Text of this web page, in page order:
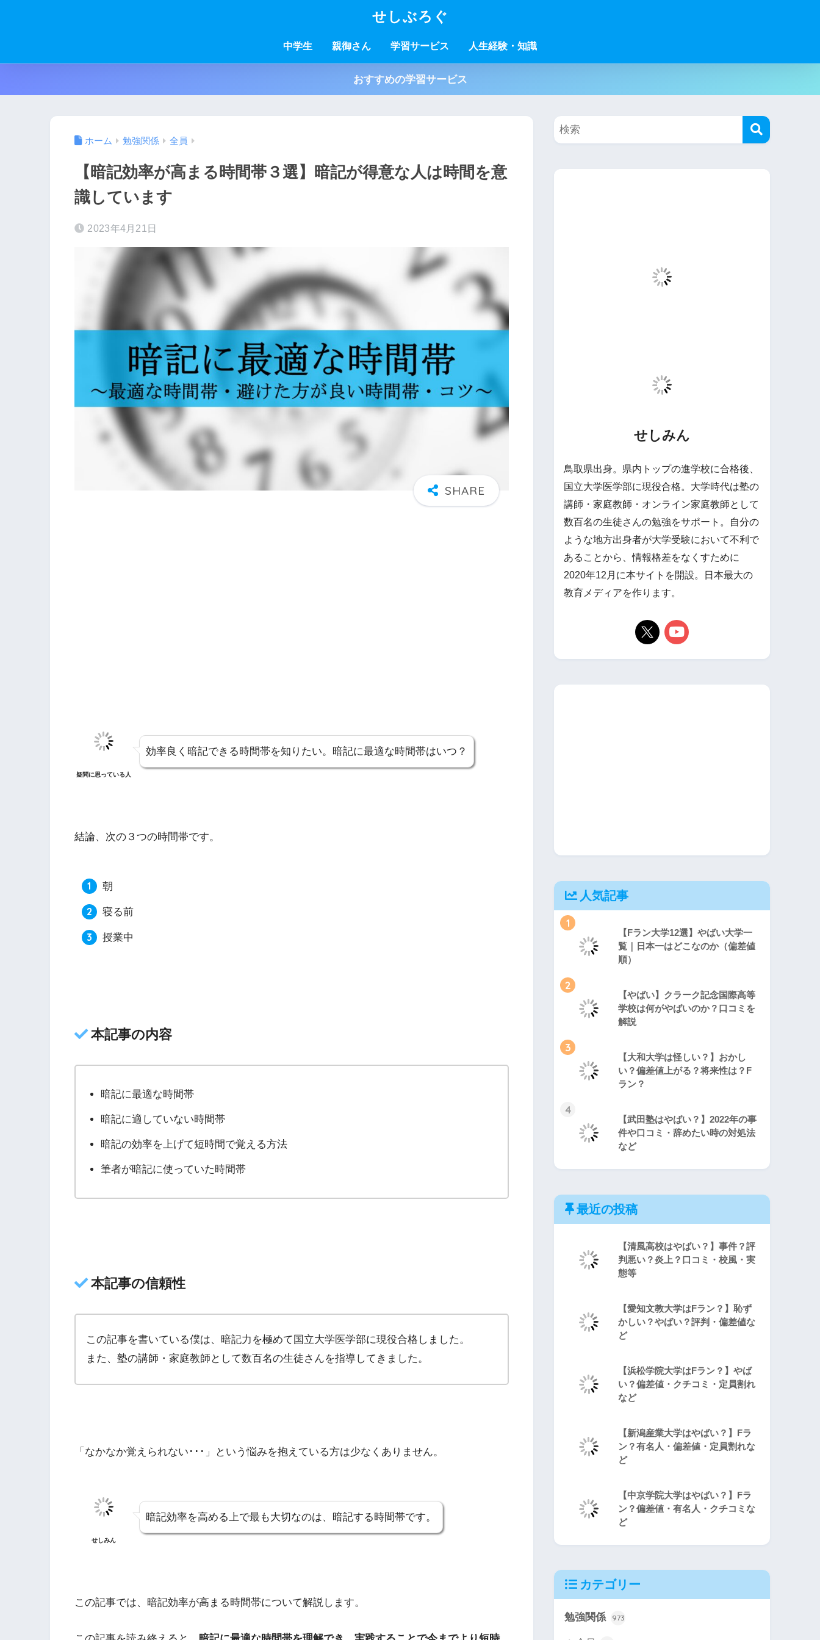
せしぶろぐ
中学生 親御さん 学習サービス 人生経験・知識
おすすめの学習サービス
ホーム 勉強関係 全員
【暗記効率が高まる時間帯３選】暗記が得意な人は時間を意
識しています
2023年4月21日
疑問に思っている人
効率良く暗記できる時間帯を知りたい。暗記に最適な時間帯はいつ？
結論、次の３つの時間帯です。
朝
寝る前
授業中
本記事の内容
暗記に最適な時間帯
暗記に適していない時間帯
暗記の効率を上げて短時間で覚える方法
筆者が暗記に使っていた時間帯
本記事の信頼性
この記事を書いている僕は、暗記力を極めて国立大学医学部に現役合格しました。
また、塾の講師・家庭教師として数百名の生徒さんを指導してきました。
「なかなか覚えられない･･･」という悩みを抱えている方は少なくありません。
せしみん
暗記効率を高める上で最も大切なのは、暗記する時間帯です。
この記事では、暗記効率が高まる時間帯について解説します。
せしみん
鳥取県出身。県内トップの進学校に合格後、
国立大学医学部に現役合格。大学時代は塾の
講師・家庭教師・オンライン家庭教師として
数百名の生徒さんの勉強をサポート。自分の
ような地方出身者が大学受験において不利で
あることから、情報格差をなくすために
2020年12月に本サイトを開設。日本最大の
教育メディアを作ります。
人気記事
1
【Fラン大学12選】やばい大学一
覧｜日本一はどこなのか（偏差値
順）
2
【やばい】クラーク記念国際高等
学校は何がやばいのか？口コミを
解説
3
【大和大学は怪しい？】おかし
い？偏差値上がる？将来性は？F
ラン？
4
【武田塾はやばい？】2022年の事
件や口コミ・辞めたい時の対処法
など
最近の投稿
【清風高校はやばい？】事件？評
判悪い？炎上？口コミ・校風・実
態等
【愛知文教大学はFラン？】恥ず
かしい？やばい？評判・偏差値な
ど
【浜松学院大学はFラン？】やば
い？偏差値・クチコミ・定員割れ
など
【新潟産業大学はやばい？】Fラ
ン？有名人・偏差値・定員割れな
ど
【中京学院大学はやばい？】Fラ
ン？偏差値・有名人・クチコミな
ど
カテゴリー
勉強関係 973